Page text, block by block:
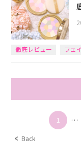
徹底レビュー フェ
Back
1 …